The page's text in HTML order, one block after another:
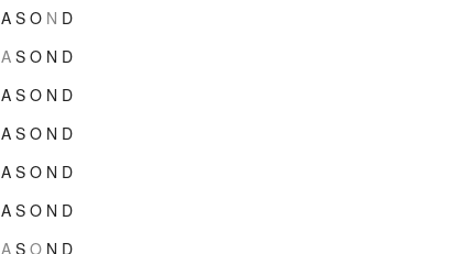
A S O N D
A S O N D
A S O N D
A S O N D
A S O N D
A S O N D
A S O N D